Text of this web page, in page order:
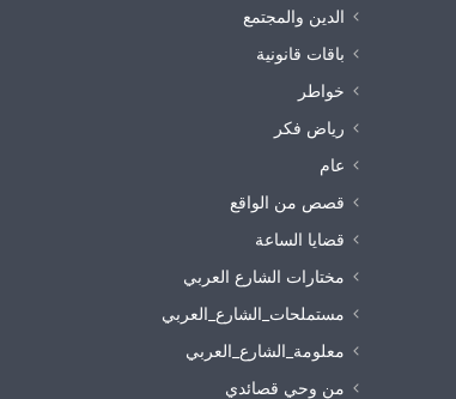
الدين والمجتمع
باقات قانونية
خواطر
رياض فكر
عام
قصص من الواقع
قضايا الساعة
مختارات الشارع العربي
مستملحات_الشارع_العربي
معلومة_الشارع_العربي
من وحي قصائدي